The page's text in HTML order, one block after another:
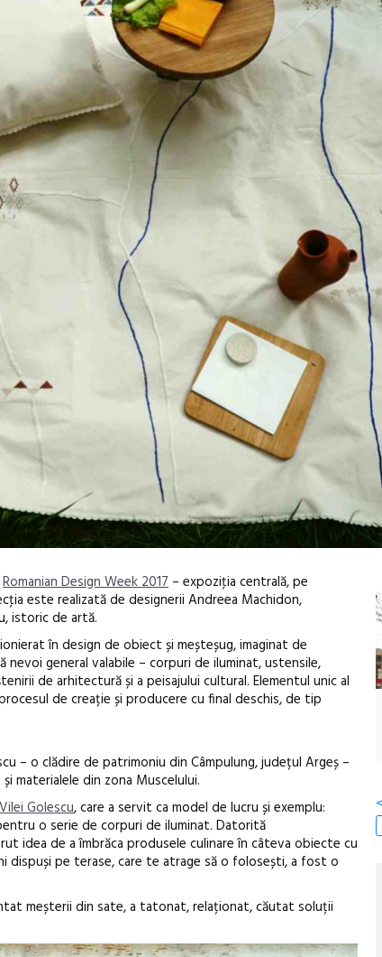
Romanian Design Week 2017 – expoziţia centrală, pe
este realizată de designerii Andreea Machidon,
istoric de artă.
în design de obiect și meșteșug, imaginat de
general valabile – corpuri de iluminat, ustensile,
de arhitectură și a peisajului cultural. Elementul unic al
de creație și producere cu final deschis, de tip
– o clădire de patrimoniu din Câmpulung, județul Argeș –
materialele din zona Muscelului.
Vilei Golescu, care a servit ca model de lucru și exemplu:
o serie de corpuri de iluminat. Datorită
idea de a îmbrăca produsele culinare în câteva obiecte cu
dispuși pe terase, care te atrage să o folosești, a fost o
meșterii din sate, a tatonat, relaționat, căutat soluții
Anuala de artă urbană
<